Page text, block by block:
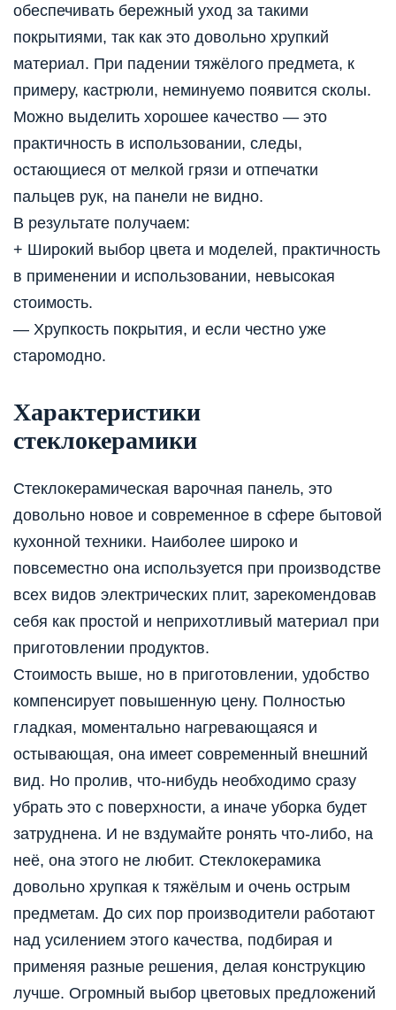
обеспечивать бережный уход за такими
покрытиями, так как это довольно хрупкий
материал. При падении тяжёлого предмета, к
примеру, кастрюли, неминуемо появится сколы.
Можно выделить хорошее качество — это
практичность в использовании, следы,
остающиеся от мелкой грязи и отпечатки
пальцев рук, на панели не видно.
В результате получаем:
+ Широкий выбор цвета и моделей, практичность
в применении и использовании, невысокая
стоимость.
— Хрупкость покрытия, и если честно уже
старомодно.
Характеристики
стеклокерамики
Стеклокерамическая варочная панель, это
довольно новое и современное в сфере бытовой
кухонной техники. Наиболее широко и
повсеместно она используется при производстве
всех видов электрических плит, зарекомендовав
себя как простой и неприхотливый материал при
приготовлении продуктов.
Стоимость выше, но в приготовлении, удобство
компенсирует повышенную цену. Полностью
гладкая, моментально нагревающаяся и
остывающая, она имеет современный внешний
вид. Но пролив, что-нибудь необходимо сразу
убрать это с поверхности, а иначе уборка будет
затруднена. И не вздумайте ронять что-либо, на
неё, она этого не любит. Стеклокерамика
довольно хрупкая к тяжёлым и очень острым
предметам. До сих пор производители работают
над усилением этого качества, подбирая и
применяя разные решения, делая конструкцию
лучше. Огромный выбор цветовых предложений